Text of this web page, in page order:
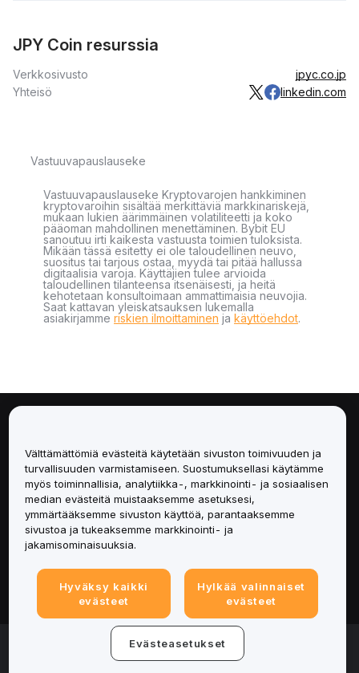
JPY Coin resurssia
Verkkosivusto
jpyc.co.jp
Yhteisö
linkedin.com
Vastuuvapauslauseke
Vastuuvapauslauseke Kryptovarojen hankkiminen
kryptovaroihin sisältää merkittäviä markkinariskejä,
mukaan lukien äärimmäinen volatiliteetti ja koko
pääoman mahdollinen menettäminen. Bybit EU
sanoutuu irti kaikesta vastuusta toimien tuloksista.
Mikään tässä esitetty ei ole taloudellinen neuvo,
suositus tai tarjous ostaa, myydä tai pitää hallussa
digitaalisia varoja. Käyttäjien tulee arvioida
taloudellinen tilanteensa itsenäisesti, ja heitä
kehotetaan konsultoimaan ammattimaisia neuvojia.
Saat kattavan yleiskatsauksen lukemalla
asiakirjamme riskien ilmoittaminen ja käyttöehdot.
Palvelut
Tuki
Tuotteet
Lakiasiat
© 2025-2026 Bybit.eu. Kaikki oikeudet pidätetään.
Välttämättömiä evästeitä käytetään sivuston toimivuuden ja
turvallisuuden varmistamiseen. Suostumuksellasi käytämme
myös toiminnallisia, analytiikka-, markkinointi- ja sosiaalisen
median evästeitä muistaaksemme asetuksesi,
ymmärtääksemme sivuston käyttöä, parantaaksemme
sivustoa ja tukeaksemme markkinointi- ja
jakamisominaisuuksia.
Hyväksy kaikki
evästeet
Hylkää valinnaiset
evästeet
Evästeasetukset